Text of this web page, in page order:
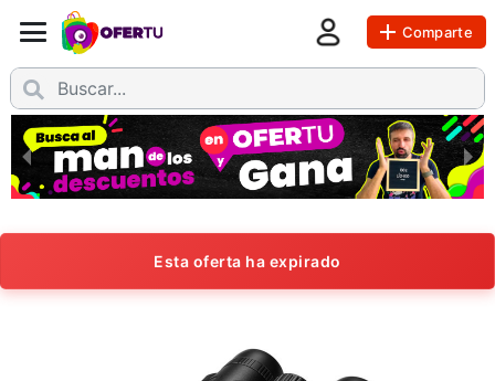
Comparte
Esta oferta ha expirado